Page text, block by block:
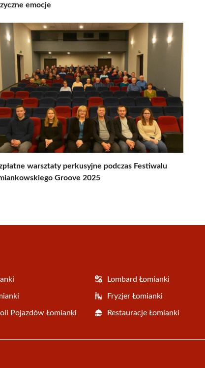
emocje
warsztaty perkusyjne podczas Festiwalu
Groove 2025
Lombard Łomianki
Fryzjer Łomianki
Pojazdów Łomianki Restauracje Łomianki